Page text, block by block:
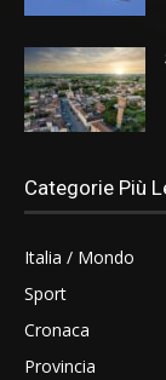
Categorie Più
Italia / Mondo
Sport
Cronaca
Provincia